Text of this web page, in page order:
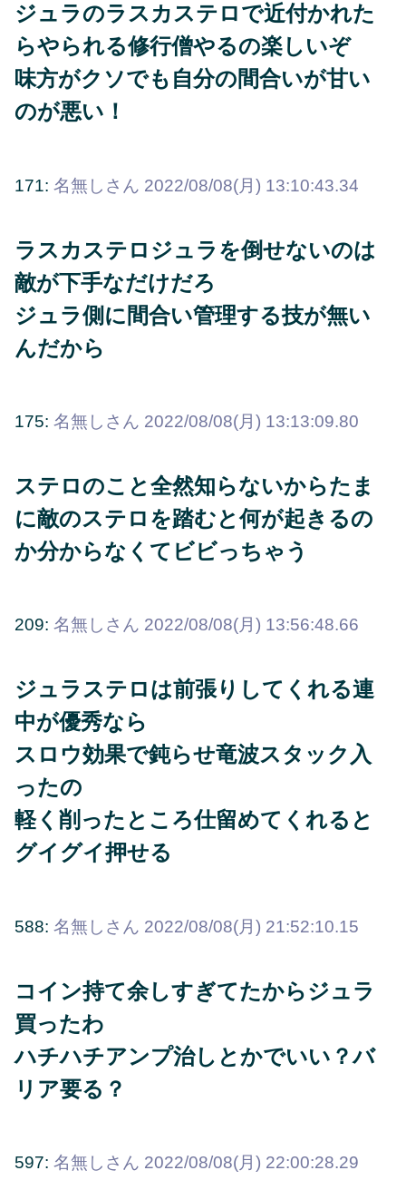
ジュラのラスカステロで近付かれた
らやられる修行僧やるの楽しいぞ
味方がクソでも自分の間合いが甘い
のが悪い！
171: 名無しさん 2022/08/08(月) 13:10:43.34
ラスカステロジュラを倒せないのは
敵が下手なだけだろ
ジュラ側に間合い管理する技が無い
んだから
175: 名無しさん 2022/08/08(月) 13:13:09.80
ステロのこと全然知らないからたま
に敵のステロを踏むと何が起きるの
か分からなくてビビっちゃう
209: 名無しさん 2022/08/08(月) 13:56:48.66
ジュラステロは前張りしてくれる連
中が優秀なら
スロウ効果で鈍らせ竜波スタック入
ったの
軽く削ったところ仕留めてくれると
グイグイ押せる
588: 名無しさん 2022/08/08(月) 21:52:10.15
コイン持て余しすぎてたからジュラ
買ったわ
ハチハチアンプ治しとかでいい？バ
リア要る？
597: 名無しさん 2022/08/08(月) 22:00:28.29